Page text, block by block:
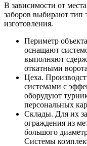
В зависимости от
заборов выбирают тип
изготовления.
Периметр
оснащают
выполняют
откатными
Цеха.
системами с
оборудуют
персональных
Склады. Для их
ограждения из
большого
Системы